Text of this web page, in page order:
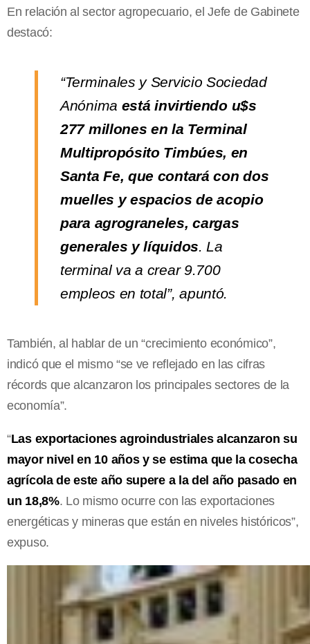
En relación al sector agropecuario, el Jefe de Gabinete
destacó:
“Terminales y Servicio Sociedad
Anónima está invirtiendo u$s
277 millones en la Terminal
Multipropósito Timbúes, en
Santa Fe, que contará con dos
muelles y espacios de acopio
para agrograneles, cargas
generales y líquidos. La
terminal va a crear 9.700
empleos en total”, apuntó.
También, al hablar de un “crecimiento económico”,
indicó que el mismo “se ve reflejado en las cifras
récords que alcanzaron los principales sectores de la
economía”.
“Las exportaciones agroindustriales alcanzaron su
mayor nivel en 10 años y se estima que la cosecha
agrícola de este año supere a la del año pasado en
un 18,8%. Lo mismo ocurre con las exportaciones
energéticas y mineras que están en niveles históricos”,
expuso.